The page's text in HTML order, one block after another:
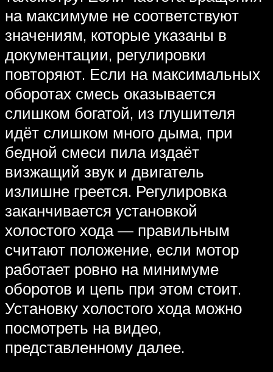
на максимуме не соответствуют
значениям, которые указаны в
документации, регулировки
повторяют. Если на максимальных
оборотах смесь оказывается
слишком богатой, из глушителя
идёт слишком много дыма, при
бедной смеси пила издаёт
визжащий звук и двигатель
излишне греется. Регулировка
заканчивается установкой
холостого хода — правильным
считают положение, если мотор
работает ровно на минимуме
оборотов и цепь при этом стоит.
Установку холостого хода можно
посмотреть на видео,
представленному далее.